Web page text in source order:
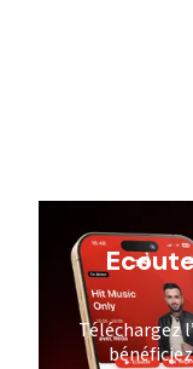
Téléchargez